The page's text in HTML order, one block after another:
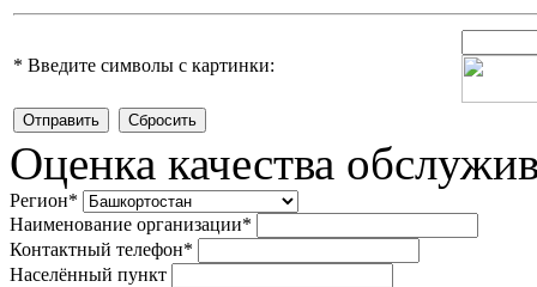
* Введите символы с картинки:
Оценка качества
Регион*
Наименование организации*
Контактный телефон*
Населённый пункт